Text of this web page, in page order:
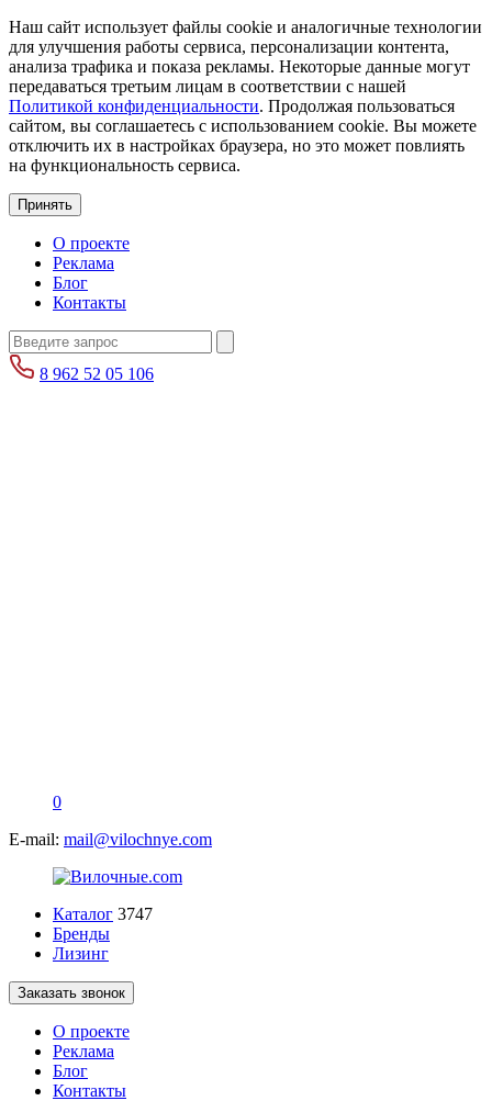
Наш сайт использует файлы cookie и аналогичные технологии
для улучшения работы сервиса, персонализации контента,
анализа трафика и показа рекламы. Некоторые данные могут
передаваться третьим лицам в соответствии с нашей
Политикой конфиденциальности. Продолжая пользоваться
сайтом, вы соглашаетесь с использованием cookie. Вы можете
отключить их в настройках браузера, но это может повлиять
на функциональность сервиса.
Принять
О проекте
Реклама
Блог
Контакты
8 962 52 05 106
0
E-mail: mail@vilochnye.com
Каталог 3747
Бренды
Лизинг
Заказать звонок
О проекте
Реклама
Блог
Контакты